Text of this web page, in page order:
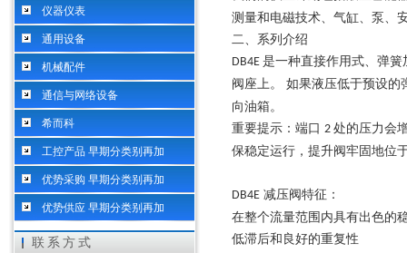
仪器仪表
通用设备
机械配件
通信与网络设备
希而科
工控产品 早期分类别再加
优势采购 早期分类别再加
优势供应 早期分类别再加
联系方式
测量和电磁技术、气缸、泵、
二、系列介绍
DB4E 是一种直接作用式、弹
阀座上。 如果液压低于预设
向油箱。
重要提示：端口 2 处的压力会
保稳定运行，提升阀牢固地位
DB4E 减压阀特征：
在整个流量范围内具有出色的
低滞后和良好的重复性